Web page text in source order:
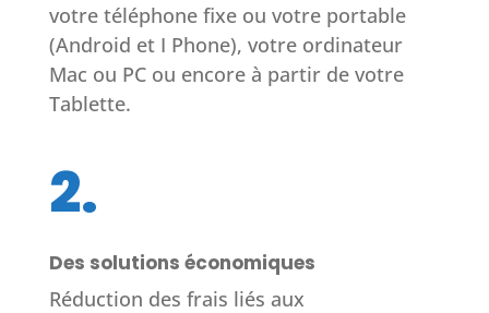
votre téléphone fixe ou votre portable
(Android et I Phone), votre ordinateur
Mac ou PC ou encore à partir de votre
Tablette.
2.
Des solutions économiques
Réduction des frais liés aux